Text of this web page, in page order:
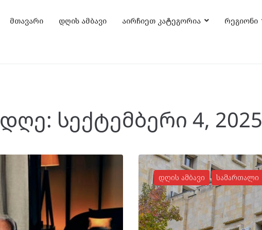
მთავარი დღის ამბავი აირჩიეთ კატეგორია რეგიონი
დღე: სექტემბერი 4, 2025
დღის ამბავი სამართალი